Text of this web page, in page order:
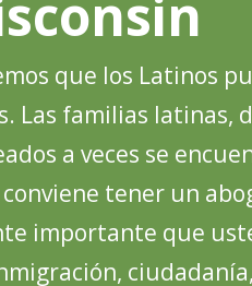
que los Latinos
Las familias latinas,
a veces se
tener un
importante que